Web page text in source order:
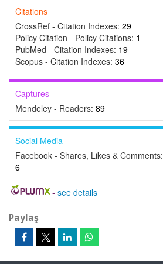
Citations
CrossRef - Citation Indexes: 29
Policy Citation - Policy Citations: 1
PubMed - Citation Indexes: 19
Scopus - Citation Indexes: 36
Captures
Mendeley - Readers: 89
Social Media
Facebook - Shares, Likes & Comments:
6
- see details
Paylaş